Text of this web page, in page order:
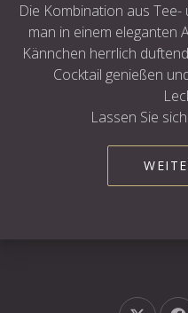
Die Kombination aus
man in einem eleganten
Kännchen herrlich
Cocktail genießen
Lassen Sie